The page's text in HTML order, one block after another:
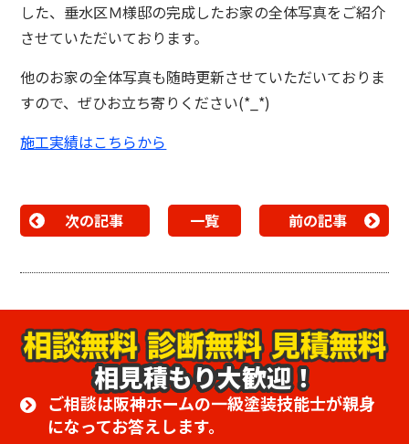
した、垂水区Ｍ様邸の完成したお家の全体写真をご紹介
させていただいております。
他のお家の全体写真も随時更新させていただいておりま
すので、ぜひお立ち寄りください(*_*)
施工実績はこちらから
次の記事 一覧 前の記事
相見積もり大歓迎！
ご相談は阪神ホームの一級塗装技能士が親身
になってお答えします。